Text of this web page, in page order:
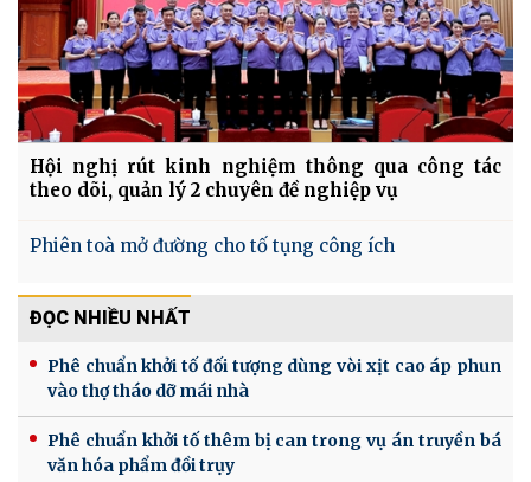
Hội nghị rút kinh nghiệm thông qua công tác
theo dõi, quản lý 2 chuyên đề nghiệp vụ
Phiên toà mở đường cho tố tụng công ích
ĐỌC NHIỀU NHẤT
Phê chuẩn khởi tố đối tượng dùng vòi xịt cao áp phun
vào thợ tháo dỡ mái nhà
Phê chuẩn khởi tố thêm bị can trong vụ án truyền bá
văn hóa phẩm đồi trụy